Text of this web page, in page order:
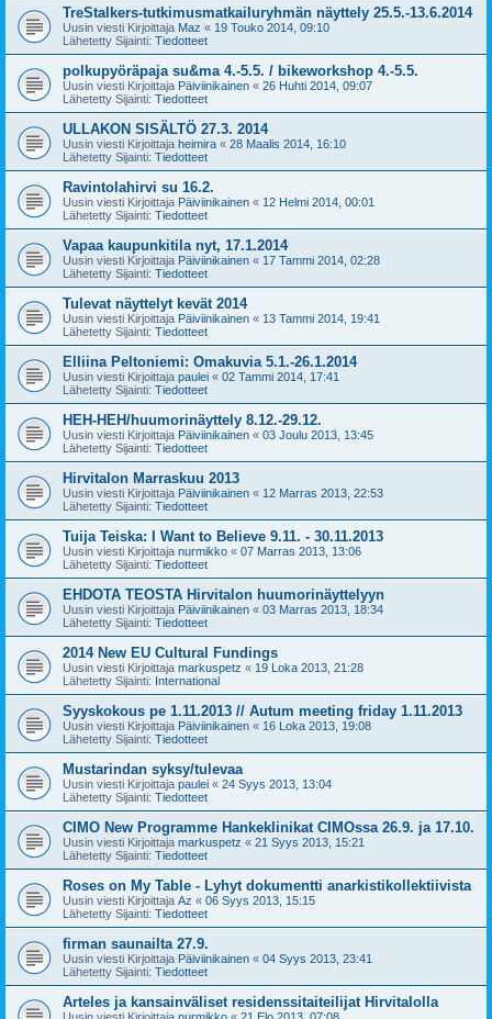
TreStalkers-tutkimusmatkailuryhmän näyttely 25.5.-13.6.2014
Uusin viesti Kirjoittaja Maz « 19 Touko 2014, 09:10
Lähetetty Sijainti: Tiedotteet
polkupyöräpaja su&ma 4.-5.5. / bikeworkshop 4.-5.5.
Uusin viesti Kirjoittaja Päiviinikainen « 26 Huhti 2014, 09:07
Lähetetty Sijainti: Tiedotteet
ULLAKON SISÄLTÖ 27.3. 2014
Uusin viesti Kirjoittaja heimira « 28 Maalis 2014, 16:10
Lähetetty Sijainti: Tiedotteet
Ravintolahirvi su 16.2.
Uusin viesti Kirjoittaja Päiviinikainen « 12 Helmi 2014, 00:01
Lähetetty Sijainti: Tiedotteet
Vapaa kaupunkitila nyt, 17.1.2014
Uusin viesti Kirjoittaja Päiviinikainen « 17 Tammi 2014, 02:28
Lähetetty Sijainti: Tiedotteet
Tulevat näyttelyt kevät 2014
Uusin viesti Kirjoittaja Päiviinikainen « 13 Tammi 2014, 19:41
Lähetetty Sijainti: Tiedotteet
Elliina Peltoniemi: Omakuvia 5.1.-26.1.2014
Uusin viesti Kirjoittaja paulei « 02 Tammi 2014, 17:41
Lähetetty Sijainti: Tiedotteet
HEH-HEH/huumorinäyttely 8.12.-29.12.
Uusin viesti Kirjoittaja Päiviinikainen « 03 Joulu 2013, 13:45
Lähetetty Sijainti: Tiedotteet
Hirvitalon Marraskuu 2013
Uusin viesti Kirjoittaja Päiviinikainen « 12 Marras 2013, 22:53
Lähetetty Sijainti: Tiedotteet
Tuija Teiska: I Want to Believe 9.11. - 30.11.2013
Uusin viesti Kirjoittaja nurmikko « 07 Marras 2013, 13:06
Lähetetty Sijainti: Tiedotteet
EHDOTA TEOSTA Hirvitalon huumorinäyttelyyn
Uusin viesti Kirjoittaja Päiviinikainen « 03 Marras 2013, 18:34
Lähetetty Sijainti: Tiedotteet
2014 New EU Cultural Fundings
Uusin viesti Kirjoittaja markuspetz « 19 Loka 2013, 21:28
Lähetetty Sijainti: International
Syyskokous pe 1.11.2013 // Autum meeting friday 1.11.2013
Uusin viesti Kirjoittaja Päiviinikainen « 16 Loka 2013, 19:08
Lähetetty Sijainti: Tiedotteet
Mustarindan syksy/tulevaa
Uusin viesti Kirjoittaja paulei « 24 Syys 2013, 13:04
Lähetetty Sijainti: Tiedotteet
CIMO New Programme Hankeklinikat CIMOssa 26.9. ja 17.10.
Uusin viesti Kirjoittaja markuspetz « 21 Syys 2013, 15:21
Lähetetty Sijainti: Tiedotteet
Roses on My Table - Lyhyt dokumentti anarkistikollektiivista
Uusin viesti Kirjoittaja Az « 06 Syys 2013, 15:15
Lähetetty Sijainti: Tiedotteet
firman saunailta 27.9.
Uusin viesti Kirjoittaja Päiviinikainen « 04 Syys 2013, 23:41
Lähetetty Sijainti: Tiedotteet
Arteles ja kansainväliset residenssitaiteilijat Hirvitalolla
Uusin viesti Kirjoittaja nurmikko « 21 Elo 2013, 07:08